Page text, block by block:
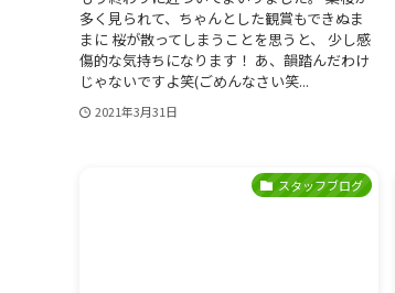
多く見られて、ちゃんとした観賞もできぬま
まに 桜が散ってしまうことを思うと、 少し感
傷的な気持ちになります！ あ、韻踏んだわけ
じゃないですよ笑(ごめんなさい笑...
2021年3月31日
スタッフブログ